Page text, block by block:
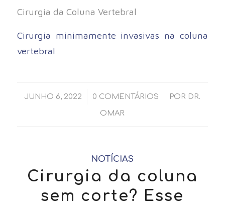
Cirurgia da Coluna Vertebral
Cirurgia minimamente invasivas na coluna
vertebral
JUNHO 6, 2022
/ 0 COMENTÁRIOS
/ POR DR.
OMAR
NOTÍCIAS
Cirurgia da coluna
sem corte? Esse